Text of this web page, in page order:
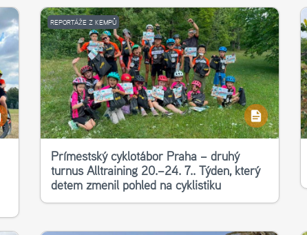
REPORTÁŽE Z KEMPŮ
Příměstský cyklotábor Praha – druhý
turnus Alltraining 20.–24. 7.. Týden, který
dětem změnil pohled na cyklistiku